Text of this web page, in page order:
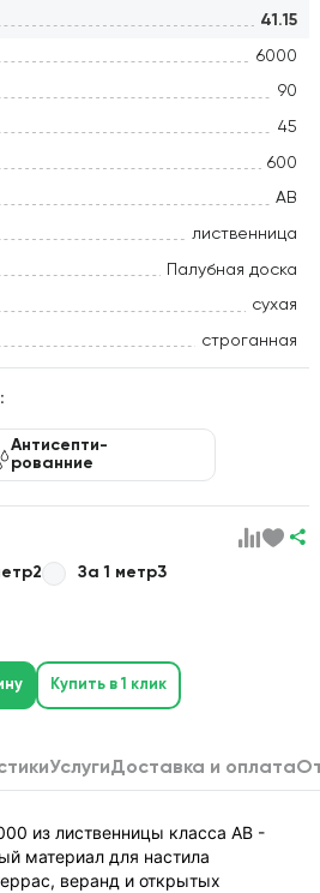
41.15
6000
90
45
600
АВ
лиственница
Палубная доска
сухая
строганная
Антисепти-
рованние
За 1 метр3
Купить в 1 клик
УслугиДоставка и оплата
из лиственницы класса АВ -
материал для настила
веранд и открытых